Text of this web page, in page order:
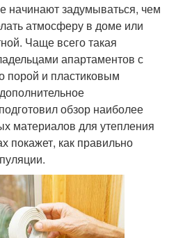
начинают задумываться, чем
атмосферу в доме или
Чаще всего такая
апартаментов с
и пластиковым
обзор наиболее
материалов для утепления
покажет, как правильно